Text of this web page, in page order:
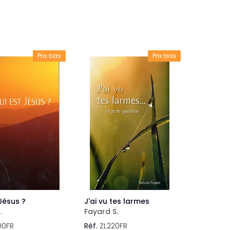
Langues étrangères
Prix bas
?
Prix bas
J'ai vu tes larmes
Fayard S.
Réf. ZL220FR